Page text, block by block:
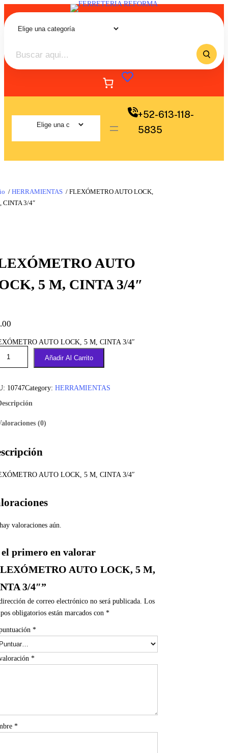
+52-613-118-
5835
/ HERRAMIENTAS / FLEXÓMETRO AUTO LOCK,
CINTA 3/4″
AUTO
5 M, CINTA 3/4″
AUTO LOCK, 5 M, CINTA 3/4″
Añadir Al Carrito
10747Category: HERRAMIENTAS
(0)
AUTO LOCK, 5 M, CINTA 3/4″
valoraciones aún.
el primero en valorar
AUTO LOCK, 5 M,
3/4″”
de correo electrónico no será publicada. Los
obligatorios están marcados con *
*
*
*